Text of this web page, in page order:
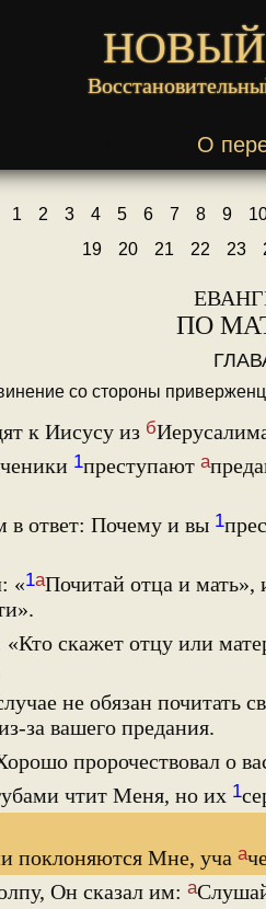
НОВЫЙ
О
1 2 3 4 5 6 7 8 9
19
20 21 22 23
ПО
со стороны
к Иисусу из б
1преступают а
в ответ: Почему и вы 1
«1аПочитай отца и мать»,
скажет отцу или
не обязан почитать
за вашего предания.
пророчествовал о
чтит Меня, но их 1
поклоняются Мне, уча а
Он сказал им: а